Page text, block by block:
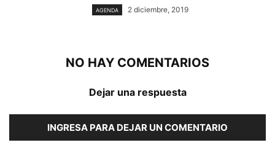
AGENDA 2 diciembre, 2019
NO HAY COMENTARIOS
Dejar una respuesta
INGRESA PARA DEJAR UN COMENTARIO